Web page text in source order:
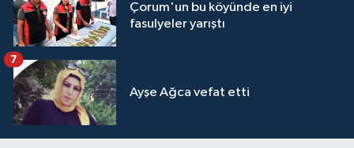
Çorum'un bu köyünde en iyi
fasulyeler yarıştı
Ayşe Ağca vefat etti
7